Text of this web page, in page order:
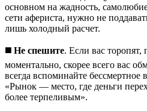
основном на жадность,
сети афериста, нужно не
лишь холодный расчет.
◼️ Не спешите. Если вас
моментально, скорее всего вас
всегда вспоминайте
«Рынок — место, где деньги
более терпеливым».